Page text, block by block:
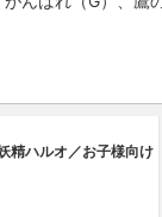
精ハルオ／お子様向け